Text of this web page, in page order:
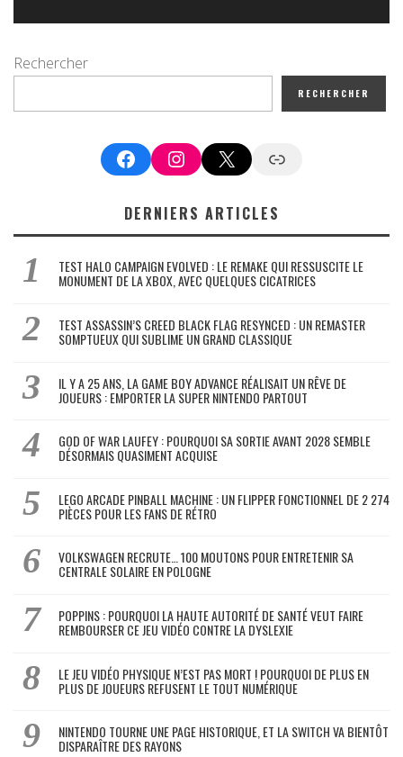
Rechercher
RECHERCHER
FacebookInstagram
X Google News
DERNIERS ARTICLES
TEST HALO CAMPAIGN EVOLVED : LE REMAKE QUI RESSUSCITE LE
MONUMENT DE LA XBOX, AVEC QUELQUES CICATRICES
TEST ASSASSIN’S CREED BLACK FLAG RESYNCED : UN REMASTER
SOMPTUEUX QUI SUBLIME UN GRAND CLASSIQUE
IL Y A 25 ANS, LA GAME BOY ADVANCE RÉALISAIT UN RÊVE DE
JOUEURS : EMPORTER LA SUPER NINTENDO PARTOUT
GOD OF WAR LAUFEY : POURQUOI SA SORTIE AVANT 2028 SEMBLE
DÉSORMAIS QUASIMENT ACQUISE
LEGO ARCADE PINBALL MACHINE : UN FLIPPER FONCTIONNEL DE 2 274
PIÈCES POUR LES FANS DE RÉTRO
VOLKSWAGEN RECRUTE… 100 MOUTONS POUR ENTRETENIR SA
CENTRALE SOLAIRE EN POLOGNE
POPPINS : POURQUOI LA HAUTE AUTORITÉ DE SANTÉ VEUT FAIRE
REMBOURSER CE JEU VIDÉO CONTRE LA DYSLEXIE
LE JEU VIDÉO PHYSIQUE N’EST PAS MORT ! POURQUOI DE PLUS EN
PLUS DE JOUEURS REFUSENT LE TOUT NUMÉRIQUE
NINTENDO TOURNE UNE PAGE HISTORIQUE, ET LA SWITCH VA BIENTÔT
DISPARAÎTRE DES RAYONS